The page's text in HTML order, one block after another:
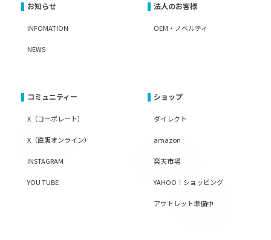
お知らせ
INFOMATION
NEWS
法人のお客様
OEM・ノベルティ
コミュニティー
X（コーポレート）
X（直販オンライン）
INSTAGRAM
YOU TUBE
ショップ
ダイレクト
amazon
楽天市場
YAHOO！ショッピング
アウトレット準備中